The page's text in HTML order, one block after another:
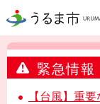
うるま市
緊急情報
【台風】重